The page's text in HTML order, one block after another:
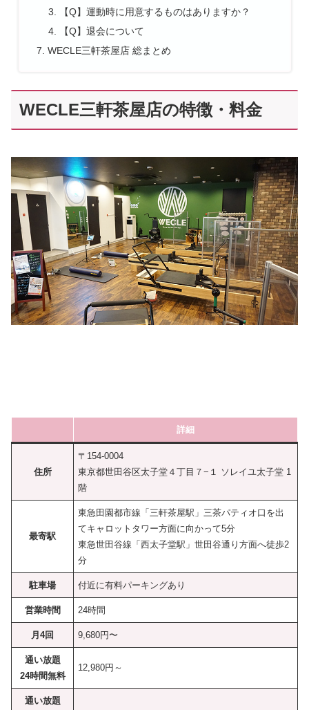
【Q】運動時に用意するものはありますか？
【Q】退会について
WECLE三軒茶屋店 総まとめ
WECLE三軒茶屋店の特徴・料金
詳細
住所
〒154-0004
東京都世田谷区太子堂４丁目７−１ ソレイユ太子堂 1
階
最寄駅
東急田園都市線「三軒茶屋駅」三茶パティオ口を出
てキャロットタワー方面に向かって5分
東急世田谷線「西太子堂駅」世田谷通り方面へ徒歩2
分
駐車場 付近に有料パーキングあり
営業時間 24時間
月4回 9,680円〜
通い放題
24時間無料
12,980円～
通い放題